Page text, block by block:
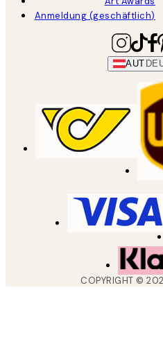
Anmeldung (geschäftlich)
AUT
COPYRIGHT ©